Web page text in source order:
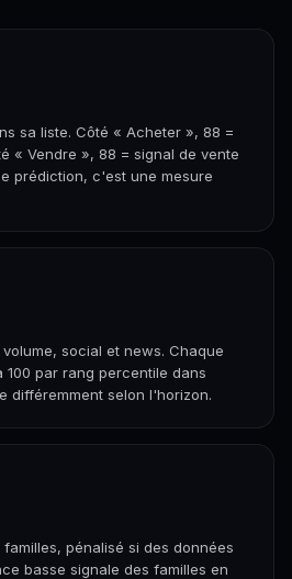
sa liste. Côté « Acheter », 88 =
« Vendre », 88 = signal de vente
prédiction, c'est une mesure
social et news. Chaque
100 par rang percentile dans
différemment selon l'horizon.
pénalisé si des données
basse signale des familles en